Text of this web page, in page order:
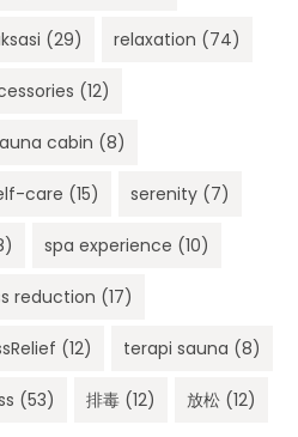
(29) relaxation (74)
(12)
cabin (8)
care (15) serenity (7)
spa experience (10)
reduction (17)
(12) terapi sauna (8)
(53) 排毒 (12) 放松 (12)